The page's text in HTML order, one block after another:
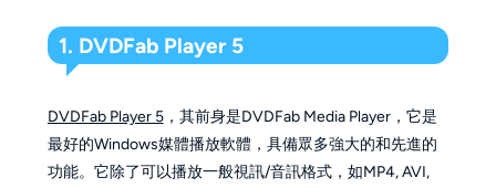
1. DVDFab Player 5
DVDFab Player 5，其前身是DVDFab Media Player，它是
最好的Windows媒體播放軟體，具備眾多強大的和先進的
功能。它除了可以播放一般視訊/音訊格式，如MP4, AVI,